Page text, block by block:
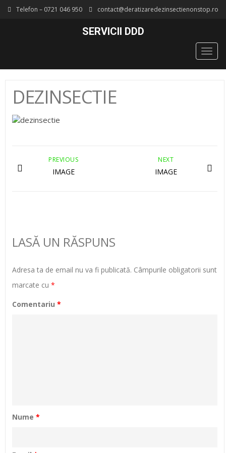
Telefon – 0721 046 950 contact@deratizaredezinsectienonstop.ro
SERVICII DDD
DEZINSECTIE
NEXT
IMAGE
PREVIOUS
IMAGE
LASĂ UN RĂSPUNS
Adresa ta de email nu va fi publicată. Câmpurile obligatorii sunt
marcate cu *
Comentariu *
Nume *